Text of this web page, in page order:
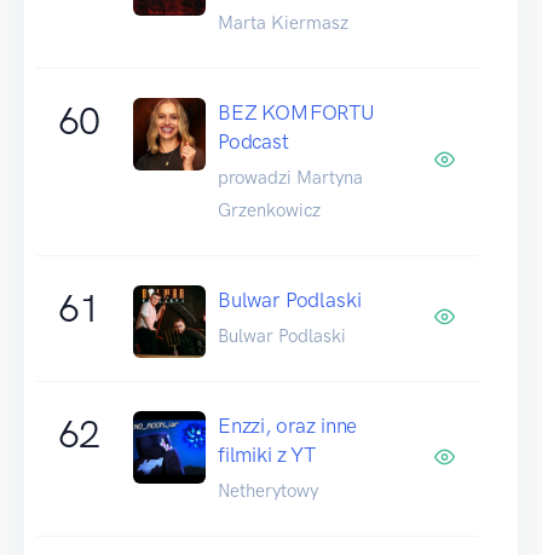
Marta Kiermasz
60
BEZ KOMFORTU
Podcast
prowadzi Martyna
Grzenkowicz
61 Bulwar Podlaski
Bulwar Podlaski
62
Enzzi, oraz inne
filmiki z YT
Netherytowy